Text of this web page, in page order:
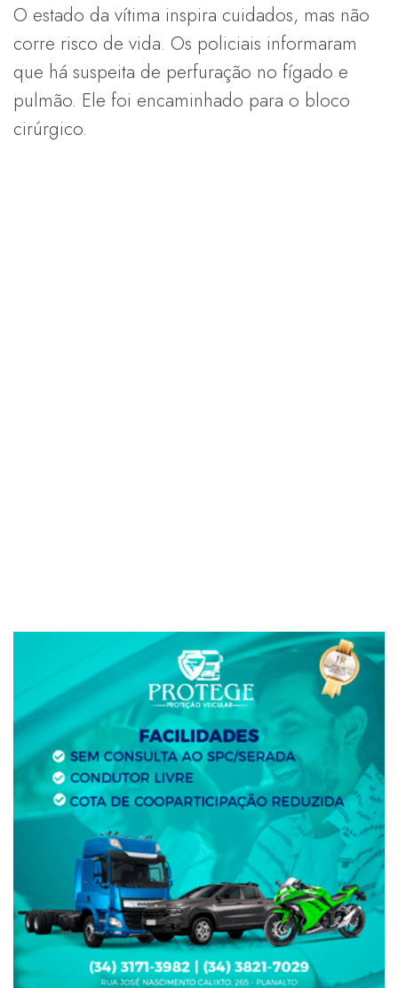
O estado da vítima inspira cuidados, mas não
corre risco de vida. Os policiais informaram
que há suspeita de perfuração no fígado e
pulmão. Ele foi encaminhado para o bloco
cirúrgico.